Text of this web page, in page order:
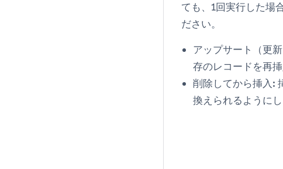
ても、1回実行した場
ださい。
アップサート（更
存のレコードを再
削除してから挿入:
換えられるようにし